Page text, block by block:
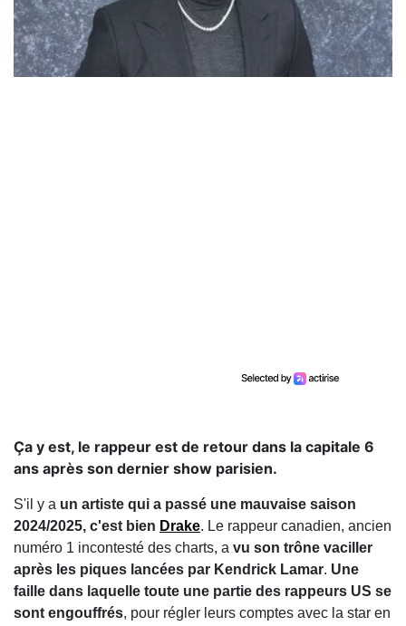
Ça y est, le rappeur est de retour dans la capitale 6
ans après son dernier show parisien.
S'il y a un artiste qui a passé une mauvaise saison
2024/2025, c'est bien Drake. Le rappeur canadien, ancien
numéro 1 incontesté des charts, a vu son trône vaciller
après les piques lancées par Kendrick Lamar. Une
faille dans laquelle toute une partie des rappeurs US se
sont engouffrés, pour régler leurs comptes avec la star en